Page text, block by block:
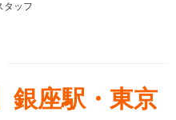
タッフ
銀座駅・東京